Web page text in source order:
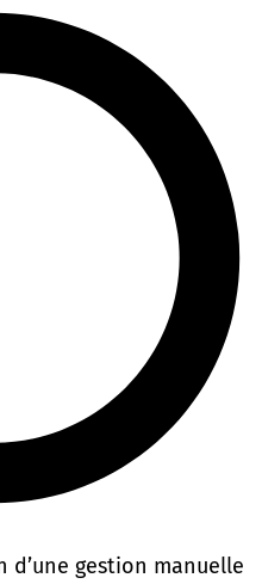
d’une gestion manuelle